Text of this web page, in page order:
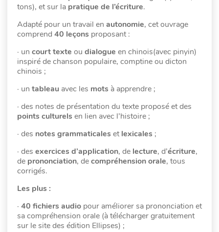
tons), et sur la pratique de l’écriture.
Adapté pour un travail en autonomie, cet ouvrage
comprend 40 leçons proposant :
· un court texte ou dialogue en chinois(avec pinyin)
inspiré de chanson populaire, comptine ou dicton
chinois ;
· un tableau avec les mots à apprendre ;
· des notes de présentation du texte proposé et des
points culturels en lien avec l’histoire ;
· des notes grammaticales etlexicales ;
· des exercices d’application, de lecture, d’écriture,
de prononciation, decompréhension orale, tous
corrigés.
Les plus :
· 40 fichiers audio pour améliorer sa prononciation et
sa compréhension orale (à télécharger gratuitement
sur le site des édition Ellipses) ;